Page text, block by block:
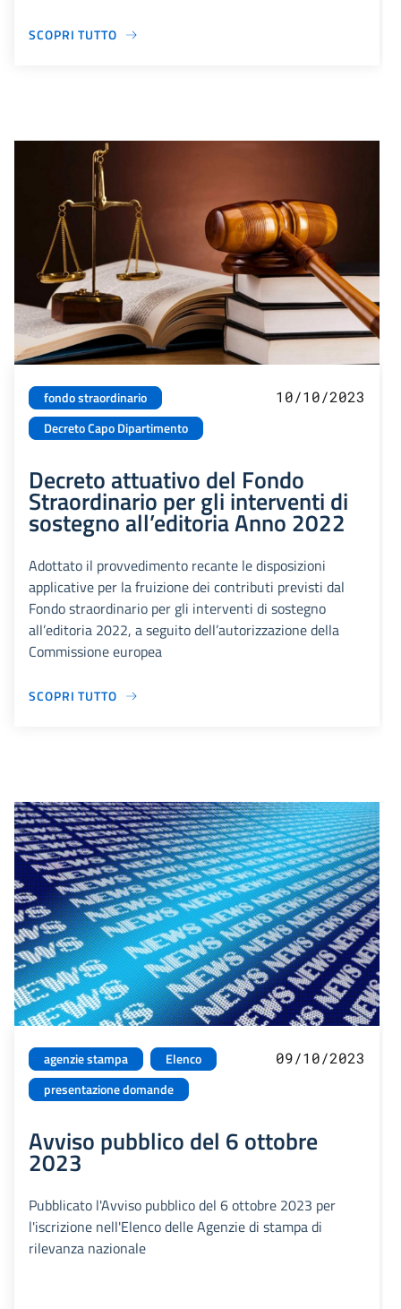
SCOPRI TUTTO
fondo straordinario
Decreto Capo Dipartimento
10/10/2023
Decreto attuativo del Fondo
Straordinario per gli interventi di
sostegno all’editoria Anno 2022
Adottato il provvedimento recante le disposizioni
applicative per la fruizione dei contributi previsti dal
Fondo straordinario per gli interventi di sostegno
all’editoria 2022, a seguito dell’autorizzazione della
Commissione europea
SCOPRI TUTTO
agenzie stampa
Elenco
presentazione domande
09/10/2023
Avviso pubblico del 6 ottobre
2023
Pubblicato l'Avviso pubblico del 6 ottobre 2023 per
l'iscrizione nell'Elenco delle Agenzie di stampa di
rilevanza nazionale